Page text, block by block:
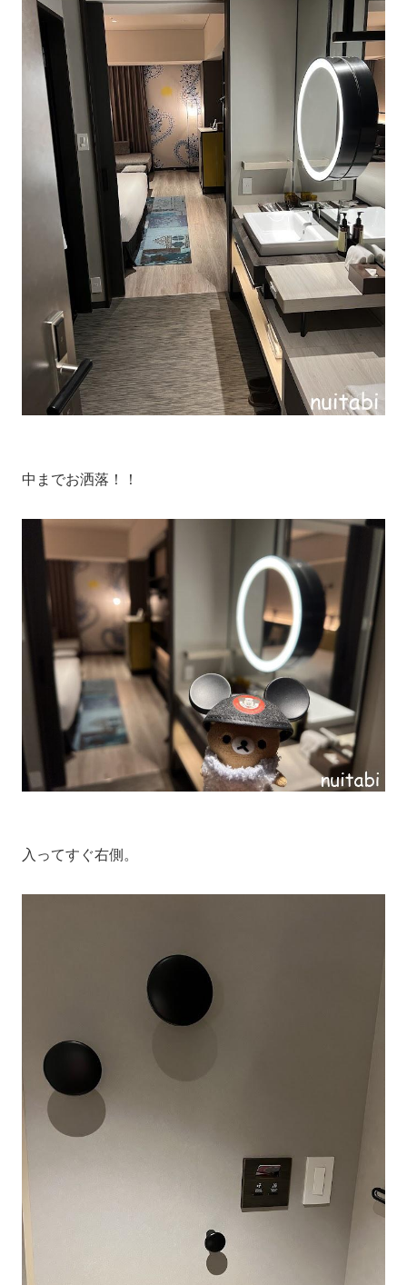
中までお洒落！！
入ってすぐ右側。